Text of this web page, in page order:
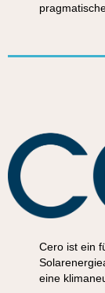
Cero ist ein
eine